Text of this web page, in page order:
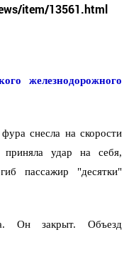
item/13561.html
железнодорожного
снесла на скорости
удар на себя,
пассажир "десятки"
Он закрыт. Объезд